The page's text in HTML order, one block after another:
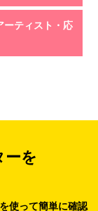
ーティスト・応
ーを
使って簡単に確認